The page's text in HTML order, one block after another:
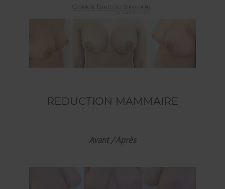
REDUCTION MAMMAIRE
Avant / Après